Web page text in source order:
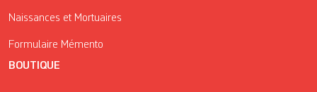
Naissances et Mortuaires
Formulaire Mémento
BOUTIQUE